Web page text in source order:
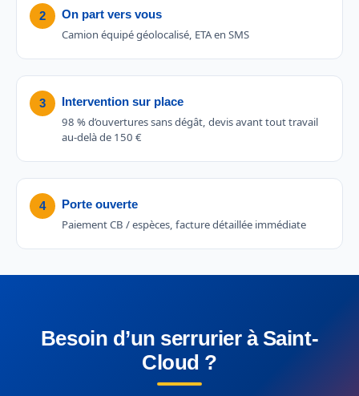
2 On part vers vous
Camion équipé géolocalisé, ETA en SMS
3 Intervention sur place
98 % d’ouvertures sans dégât, devis avant tout travail
au-delà de 150 €
4 Porte ouverte
Paiement CB / espèces, facture détaillée immédiate
Besoin d’un serrurier à Saint-
Cloud ?